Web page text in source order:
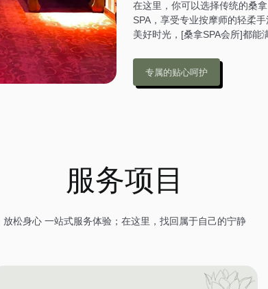
在这里，你可以选择传统的桑
SPA，享受专业按摩师的轻柔
美好时光，[桑拿SPA会所]都能
专属的贴心呵护
服务项目
放松身心 一站式服务体验；在这里，找回属于自己的宁静